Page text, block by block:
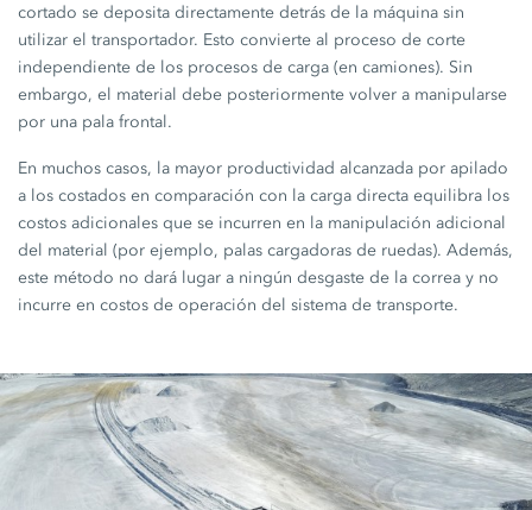
cortado se deposita directamente detrás de la máquina sin
utilizar el transportador. Esto convierte al proceso de corte
independiente de los procesos de carga (en camiones). Sin
embargo, el material debe posteriormente volver a manipularse
por una pala frontal.
En muchos casos, la mayor productividad alcanzada por apilado
a los costados en comparación con la carga directa equilibra los
costos adicionales que se incurren en la manipulación adicional
del material (por ejemplo, palas cargadoras de ruedas). Además,
este método no dará lugar a ningún desgaste de la correa y no
incurre en costos de operación del sistema de transporte.